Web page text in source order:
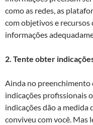
como as redes, as
com objetivos e recursos
informações
2. Tente obter
Ainda no preenchimento
indicações profissionais
indicações dão a
conviveu com você. Mas